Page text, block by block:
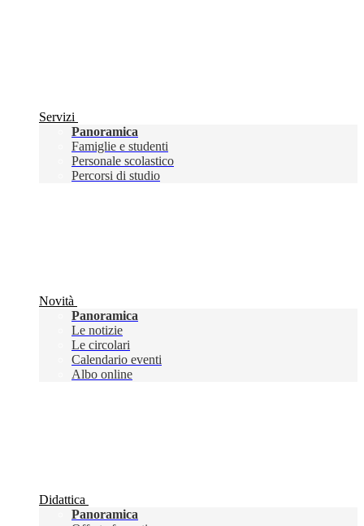
Servizi
Panoramica
Famiglie e studenti
Personale scolastico
Percorsi di studio
Novità
Panoramica
Le notizie
Le circolari
Calendario eventi
Albo online
Didattica
Panoramica